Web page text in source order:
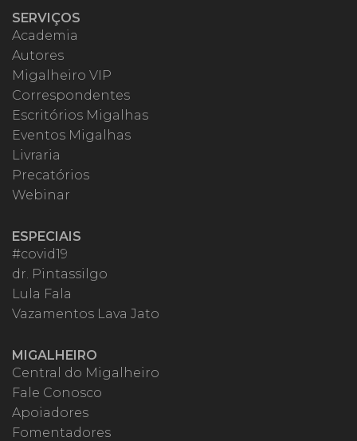
SERVIÇOS
Academia
Autores
Migalheiro VIP
Correspondentes
Escritórios Migalhas
Eventos Migalhas
Livraria
Precatórios
Webinar
ESPECIAIS
#covid19
dr. Pintassilgo
Lula Fala
Vazamentos Lava Jato
MIGALHEIRO
Central do Migalheiro
Fale Conosco
Apoiadores
Fomentadores